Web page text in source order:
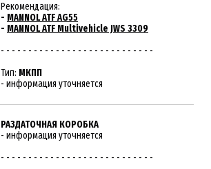
Рекомендация:
- MANNOL ATF AG55
- MANNOL ATF Multivehicle JWS 3309
- - - - - - - - - - - - - - - - - - - - - - - - - - - -
Тип: МКПП
- информация уточняется
РАЗДАТОЧНАЯ КОРОБКА
- информация уточняется
- - - - - - - - - - - - - - - - - - - - - - - - - - - -